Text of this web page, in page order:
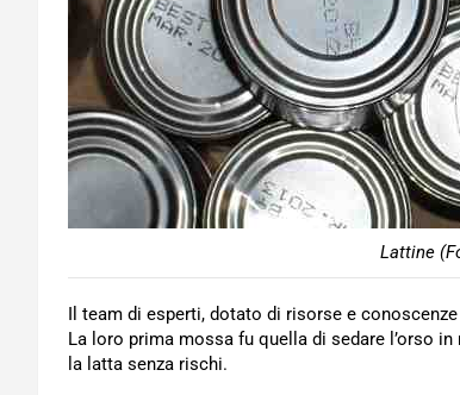
Lattine
Il team di esperti, dotato di risorse e
La loro prima mossa fu quella di sedare l’orso
la latta senza rischi.